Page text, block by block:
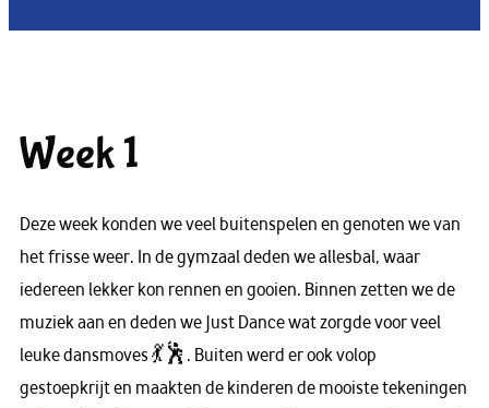
Week 1
Deze week konden we veel buitenspelen en genoten we van
het frisse weer. In de gymzaal deden we allesbal, waar
iedereen lekker kon rennen en gooien. Binnen zetten we de
muziek aan en deden we Just Dance wat zorgde voor veel
leuke dansmoves 💃🕺. Buiten werd er ook volop
gestoepkrijt en maakten de kinderen de mooiste tekeningen